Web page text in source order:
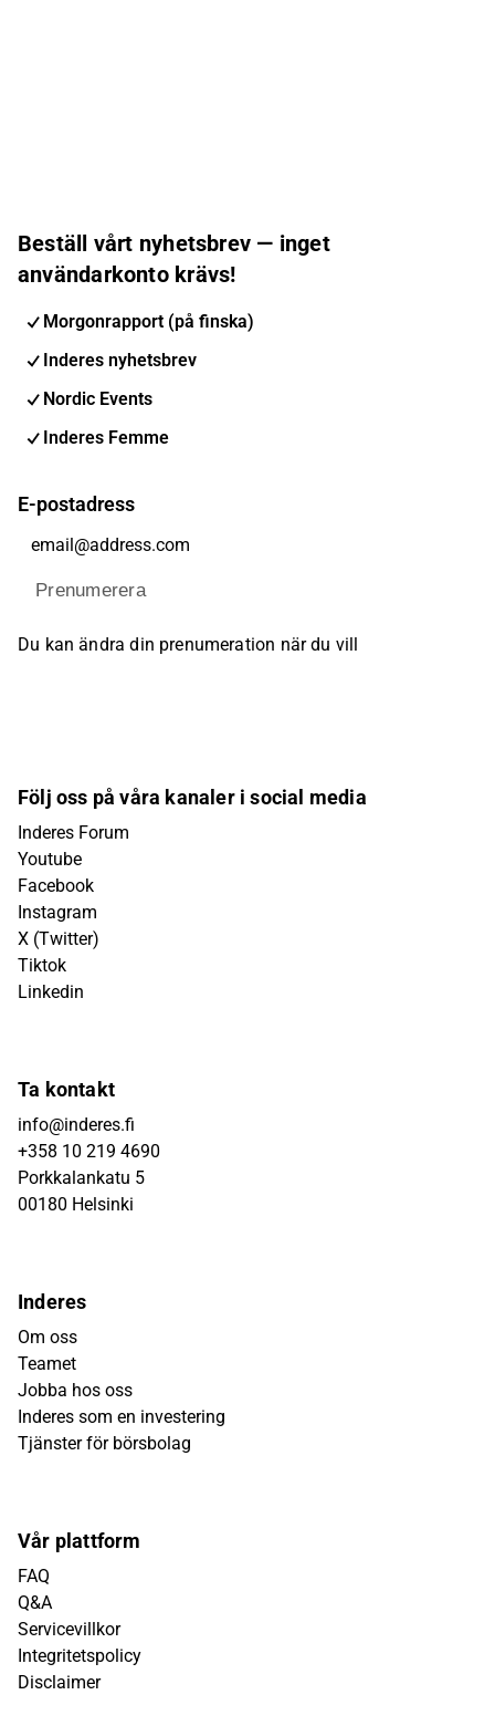
Beställ vårt nyhetsbrev — inget
användarkonto krävs!
Morgonrapport (på finska)
Inderes nyhetsbrev
Nordic Events
Inderes Femme
E-postadress
Prenumerera
Du kan ändra din prenumeration när du vill
Följ oss på våra kanaler i social media
Inderes Forum
Youtube
Facebook
Instagram
X (Twitter)
Tiktok
Linkedin
Ta kontakt
info@inderes.fi
+358 10 219 4690
Porkkalankatu 5
00180 Helsinki
Inderes
Om oss
Teamet
Jobba hos oss
Inderes som en investering
Tjänster för börsbolag
Vår plattform
FAQ
Q&A
Servicevillkor
Integritetspolicy
Disclaimer